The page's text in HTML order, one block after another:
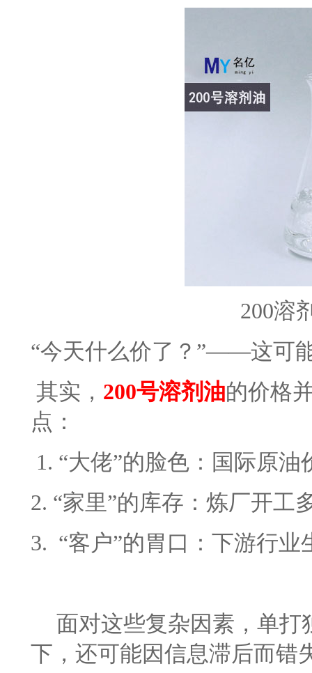
200溶
“今天什么价了？”——这可
其实， 200号溶剂油的价格
点：
1. “大佬”的脸色：国际原
2. “家里”的库存：炼厂开工
3. “客户”的胃口：下游行
面对这些复杂因素，单
下，还可能因信息滞后而错